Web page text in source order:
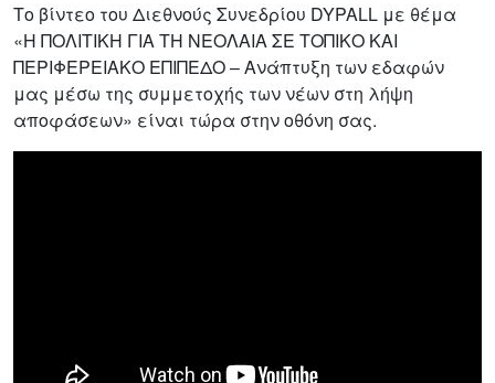
Το βίντεο του Διεθνούς Συνεδρίου DYPALL με θέμα
«Η ΠΟΛΙΤΙΚΗ ΓΙΑ ΤΗ ΝΕΟΛΑΙΑ ΣΕ ΤΟΠΙΚΟ ΚΑΙ
ΠΕΡΙΦΕΡΕΙΑΚΟ ΕΠΙΠΕΔΟ – Ανάπτυξη των εδαφών
μας μέσω της συμμετοχής των νέων στη λήψη
αποφάσεων» είναι τώρα στην οθόνη σας.